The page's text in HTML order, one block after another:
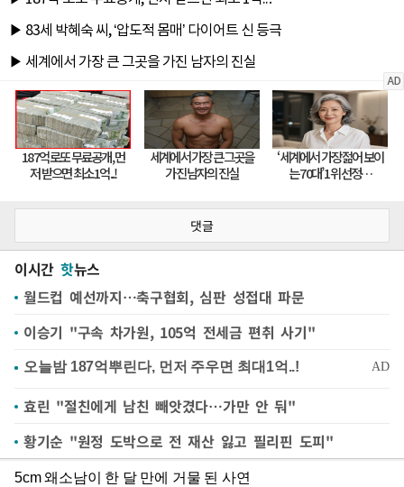
댓글
이시간 핫뉴스
월드컵 예선까지…축구협회, 심판 성접대 파문
이승기 "구속 차가원, 105억 전세금 편취 사기"
효린 "절친에게 남친 빼앗겼다…가만 안 둬"
황기순 "원정 도박으로 전 재산 잃고 필리핀 도피"